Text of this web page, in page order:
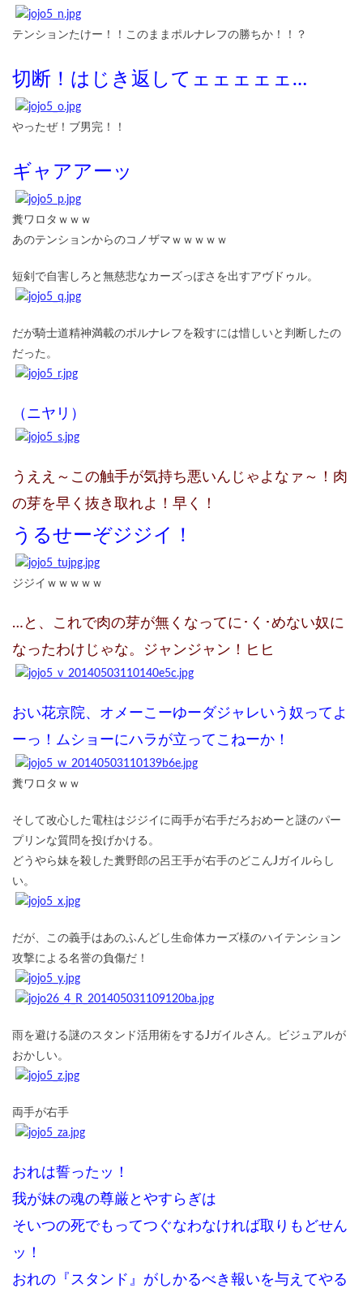
テンションたけー！！このままポルナレフの勝ちか！！？
切断！はじき返してェェェェェ…
やったぜ！ブ男完！！
ギャアアーッ
糞ワロタｗｗｗ
あのテンションからのコノザマｗｗｗｗｗ
短剣で自害しろと無慈悲なカーズっぽさを出すアヴドゥル。
だが騎士道精神満載のポルナレフを殺すには惜しいと判断したの
だった。
（ニヤリ）
うええ～この触手が気持ち悪いんじゃよなァ～！肉
の芽を早く抜き取れよ！早く！
うるせーぞジジイ！
ジジイｗｗｗｗｗ
…と、これで肉の芽が無くなってに･く･めない奴に
なったわけじゃな。ジャンジャン！ヒヒ
おい花京院、オメーこーゆーダジャレいう奴ってよ
ーっ！ムショーにハラが立ってこねーか！
糞ワロタｗｗ
そして改心した電柱はジジイに両手が右手だろおめーと謎のパー
プリンな質問を投げかける。
どうやら妹を殺した糞野郎の呂王手が右手のどこんJガイルらし
い。
だが、この義手はあのふんどし生命体カーズ様のハイテンション
攻撃による名誉の負傷だ！
雨を避ける謎のスタンド活用術をするJガイルさん。ビジュアルが
おかしい。
両手が右手
おれは誓ったッ！
我が妹の魂の尊厳とやすらぎは
そいつの死でもってつぐなわなければ取りもどせん
ッ！
おれの『スタンド』がしかるべき報いを与えてやる